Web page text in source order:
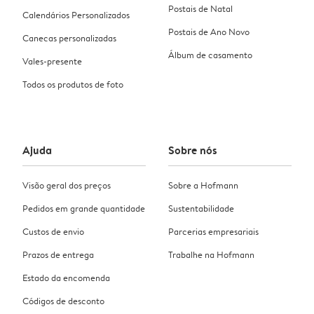
Calendários Personalizados
Canecas personalizadas
Vales-presente
Todos os produtos de foto
Postais de Natal
Postais de Ano Novo
Álbum de casamento
Ajuda
Visão geral dos preços
Pedidos em grande quantidade
Custos de envio
Prazos de entrega
Estado da encomenda
Códigos de desconto
Sobre nós
Sobre a Hofmann
Sustentabilidade
Parcerias empresariais
Trabalhe na Hofmann